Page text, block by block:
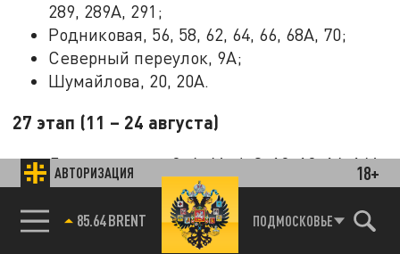
АВТОРИЗАЦИЯ 18+
85.64 BRENT ПОДМОСКОВЬЕ
289, 289А, 291;
Родниковая, 56, 58, 62, 64, 66, 68А, 70;
Северный переулок, 9А;
Шумайлова, 20, 20А.
27 этап (11 – 24 августа)
Дзержинского, 2, 4, 4А, 6, 8, 10, 12, 14, 14А,
22А, 38, 38А, 40, 42, 44, 46, 48, 48А, 48Б, 50,
54, 56, 60, 62;
Холмогорова, 47, 55, 70, 96, 96 к.2, 98.